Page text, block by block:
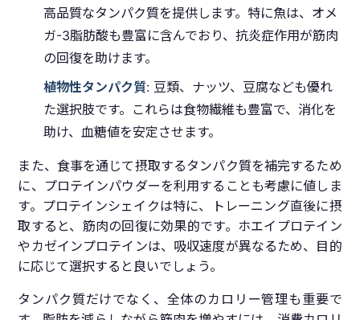
高品質なタンパク質を提供します。特に魚は、オメ
ガ-3脂肪酸も豊富に含んでおり、抗炎症作用が筋肉
の回復を助けます。
植物性タンパク質: 豆類、ナッツ、豆腐なども優れ
た選択肢です。これらは食物繊維も豊富で、消化を
助け、血糖値を安定させます。
また、食事を通じて摂取するタンパク質を補完するため
に、プロテインパウダーを利用することも考慮に値しま
す。プロテインシェイクは特に、トレーニング直後に摂
取すると、筋肉の回復に効果的です。ホエイプロテイン
やカゼインプロテインは、吸収速度が異なるため、目的
に応じて選択すると良いでしょう。
タンパク質だけでなく、全体のカロリー管理も重要で